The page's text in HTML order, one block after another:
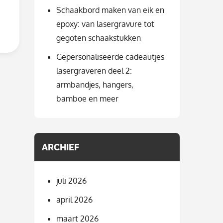
Schaakbord maken van eik en
epoxy: van lasergravure tot
gegoten schaakstukken
Gepersonaliseerde cadeautjes
lasergraveren deel 2:
armbandjes, hangers,
bamboe en meer
ARCHIEF
juli 2026
april 2026
maart 2026